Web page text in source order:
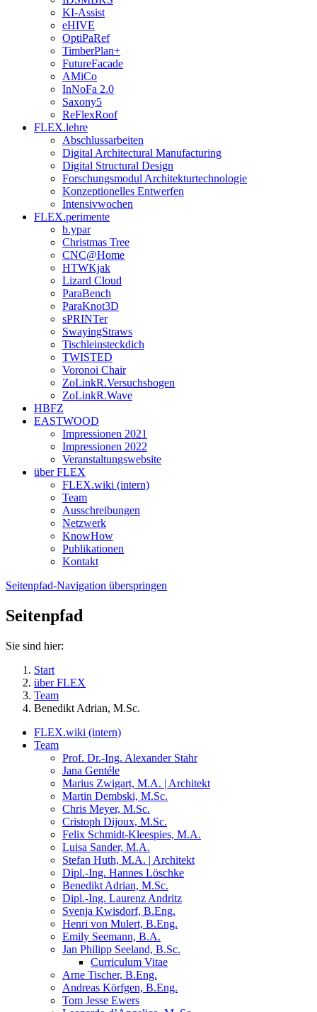
KI-Assist
eHIVE
OptiPaRef
TimberPlan+
FutureFacade
AMiCo
InNoFa 2.0
Saxony5
ReFlexRoof
FLEX.lehre
Abschlussarbeiten
Digital Architectural Manufacturing
Digital Structural Design
Forschungsmodul Architekturtechnologie
Konzeptionelles Entwerfen
Intensivwochen
FLEX.perimente
b.ypar
Christmas Tree
CNC@Home
HTWKjak
Lizard Cloud
ParaBench
ParaKnot3D
sPRINTer
SwayingStraws
Tischleinsteckdich
TWISTED
Voronoi Chair
ZoLinkR.Versuchsbogen
ZoLinkR.Wave
HBFZ
EASTWOOD
Impressionen 2021
Impressionen 2022
Veranstaltungswebsite
über FLEX
FLEX.wiki (intern)
Team
Ausschreibungen
Netzwerk
KnowHow
Publikationen
Kontakt
Seitenpfad-Navigation überspringen
Seitenpfad
Sie sind hier:
Start
über FLEX
Team
Benedikt Adrian, M.Sc.
FLEX.wiki (intern)
Team
Prof. Dr.-Ing. Alexander Stahr
Jana Gentéle
Marius Zwigart, M.A. | Architekt
Martin Dembski, M.Sc.
Chris Meyer, M.Sc.
Cristoph Dijoux, M.Sc.
Felix Schmidt-Kleespies, M.A.
Luisa Sander, M.A.
Stefan Huth, M.A. | Architekt
Dipl.-Ing. Hannes Löschke
Benedikt Adrian, M.Sc.
Dipl.-Ing. Laurenz Andritz
Svenja Kwisdorf, B.Eng.
Henri von Mulert, B.Eng.
Emily Seemann, B.A.
Jan Philipp Seeland, B.Sc.
Curriculum Vitae
Arne Tischer, B.Eng.
Andreas Körfgen, B.Eng.
Tom Jesse Ewers